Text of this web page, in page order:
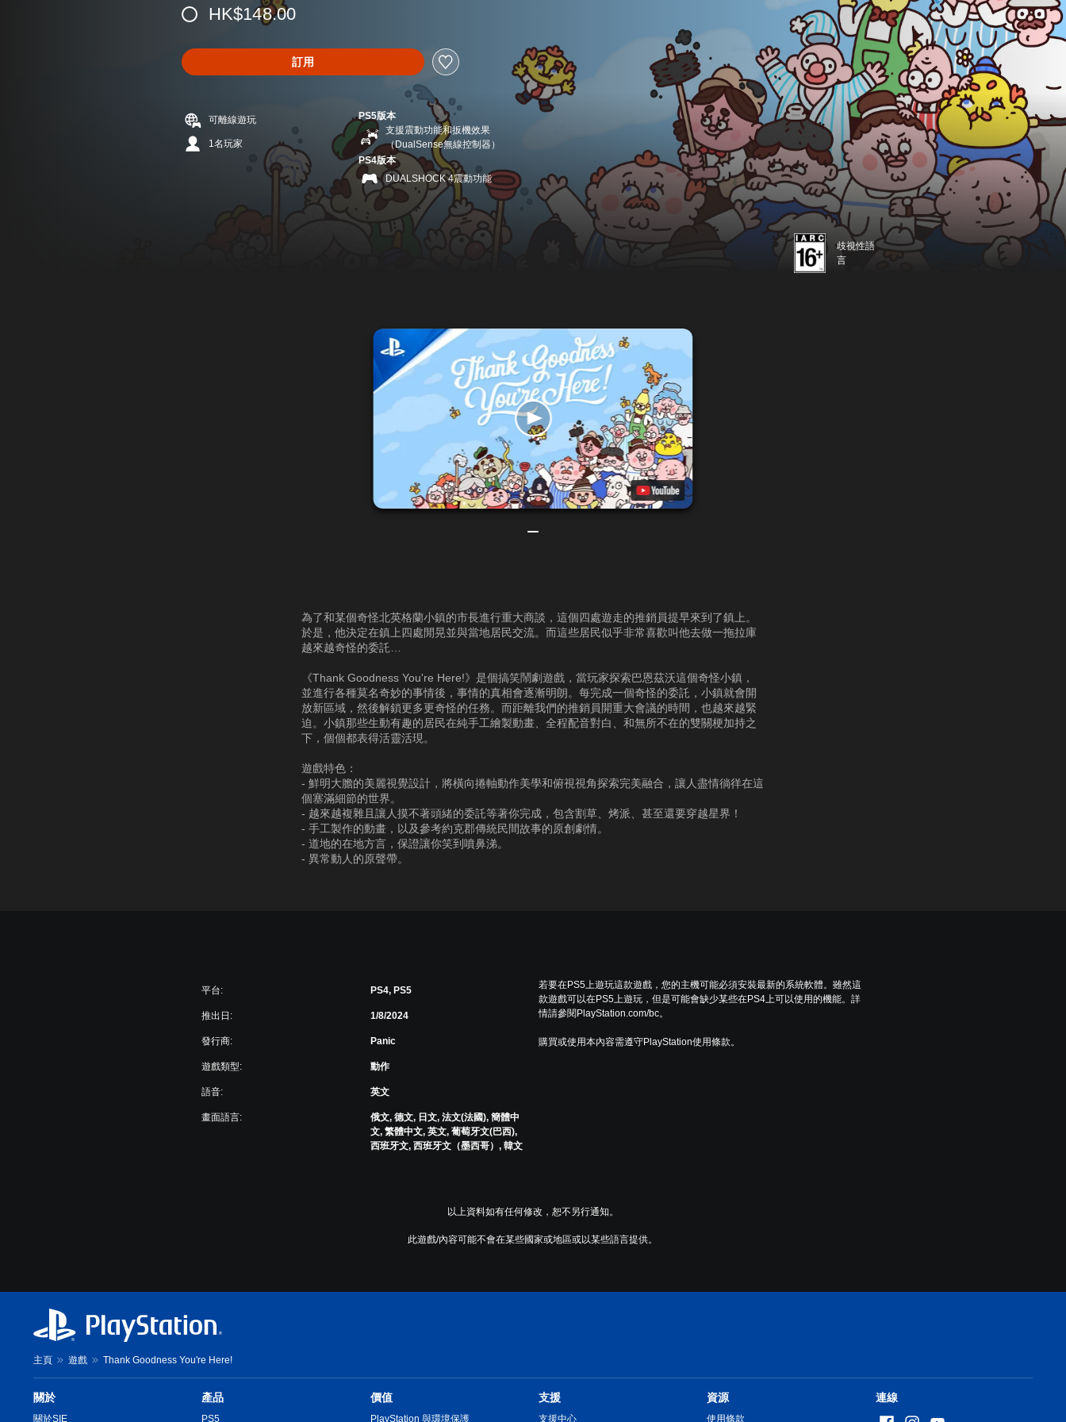
HK$148.00
訂用
可離線遊玩
1名玩家
PS5版本
支援震動功能和扳機效果
（DualSense無線控制器）
PS4版本
DUALSHOCK 4震動功能
歧視性語
言
為了和某個奇怪北英格蘭小鎮的市長進行重大商談，這個四處遊走的推銷員提早來到了鎮上。
於是，他決定在鎮上四處閒晃並與當地居民交流。而這些居民似乎非常喜歡叫他去做一拖拉庫
越來越奇怪的委託…
《Thank Goodness You're Here!》是個搞笑鬧劇遊戲，當玩家探索巴恩茲沃這個奇怪小鎮，
並進行各種莫名奇妙的事情後，事情的真相會逐漸明朗。每完成一個奇怪的委託，小鎮就會開
放新區域，然後解鎖更多更奇怪的任務。而距離我們的推銷員開重大會議的時間，也越來越緊
迫。小鎮那些生動有趣的居民在純手工繪製動畫、全程配音對白、和無所不在的雙關梗加持之
下，個個都表得活靈活現。
遊戲特色：
- 鮮明大膽的美麗視覺設計，將橫向捲軸動作美學和俯視視角探索完美融合，讓人盡情徜徉在這
個塞滿細節的世界。
- 越來越複雜且讓人摸不著頭緒的委託等著你完成，包含割草、烤派、甚至還要穿越星界！
- 手工製作的動畫，以及參考約克郡傳統民間故事的原創劇情。
- 道地的在地方言，保證讓你笑到噴鼻涕。
- 異常動人的原聲帶。
平台: PS4, PS5
推出日: 1/8/2024
發行商: Panic
遊戲類型: 動作
語音: 英文
畫面語言:
俄文, 德文, 日文, 法文(法國), 簡體中
文, 繁體中文, 英文, 葡萄牙文(巴西),
西班牙文, 西班牙文（墨西哥）, 韓文
若要在PS5上遊玩這款遊戲，您的主機可能必須安裝最新的系統軟體。雖然這
款遊戲可以在PS5上遊玩，但是可能會缺少某些在PS4上可以使用的機能。詳
情請參閱PlayStation.com/bc。
購買或使用本內容需遵守PlayStation使用條款。
以上資料如有任何修改，恕不另行通知。
此遊戲/內容可能不會在某些國家或地區或以某些語言提供。
主頁 遊戲 Thank Goodness You're Here!
關於
關於SIE
產品
PS5
價值
PlayStation 與環境保護
支援
支援中心
資源
使用條款
連線